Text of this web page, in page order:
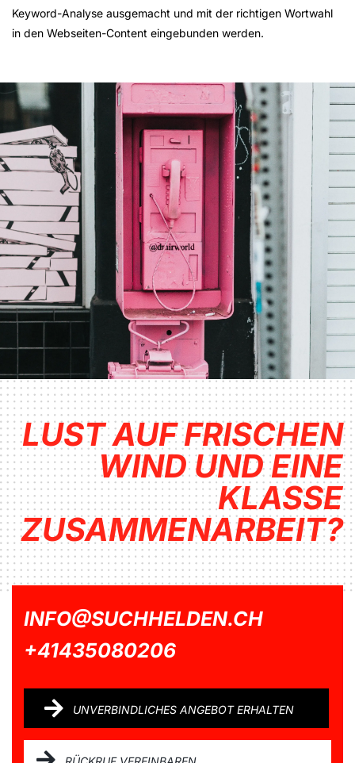
Keyword-Analyse ausgemacht und mit der richtigen Wortwahl
in den Webseiten-Content eingebunden werden.
LUST AUF FRISCHEN
WIND UND EINE
KLASSE
ZUSAMMEN­ARBEIT?
INFO@SUCHHELDEN.CH
+41435080206
UNVERBINDLICHES ANGEBOT ERHALTEN